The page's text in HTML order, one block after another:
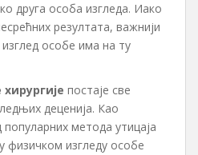
друга особа изгледа. Иако
резултата, важнији
особе има на ту
постаје све
деценија. Као
популарних метода утицаја
физичком изгледу особе